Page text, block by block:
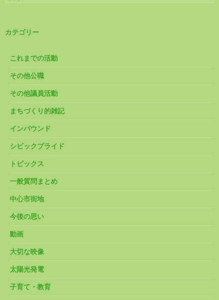
索:
カテゴリー
これまでの活動
その他公職
その他議員活動
まちづくり的雑記
インバウンド
シビックプライド
トピックス
一般質問まとめ
中心市街地
今後の思い
動画
大切な映像
太陽光発電
子育て・教育